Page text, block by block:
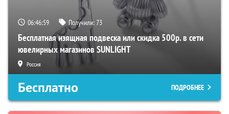
06:46:58 Получили:73
Бесплатная изящная подвеска или скидка 500р. в сети
ювелирных магазинов SUNLIGHT
Россия
Бесплатно ПОДРОБНЕЕ